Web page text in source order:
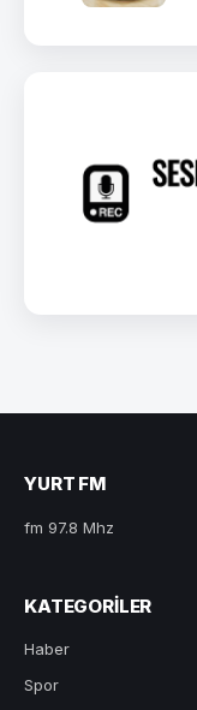
YURT FM
fm 97.8 Mhz
KATEGORILER
Haber
Spor